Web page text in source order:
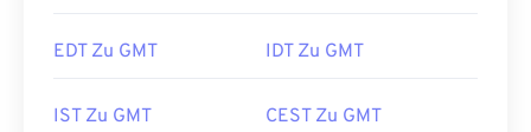
EDT Zu GMT IDT Zu GMT
IST Zu GMT CEST Zu GMT